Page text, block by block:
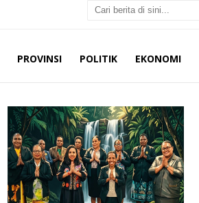
PROVINSI POLITIK EKONOMI